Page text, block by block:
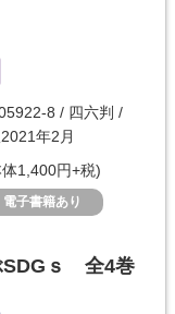
8 / 四六判 /
年2月
1,400円+税)
電子書籍あり
SDGｓ 全4巻